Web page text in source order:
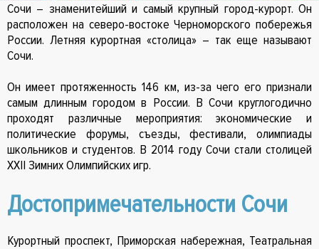
Сочи – знаменитейший и самый крупный город-курорт. Он
расположен на северо-востоке Черноморского побережья
России. Летняя курортная «столица» – так еще называют
Сочи.
Он имеет протяженность 146 км, из-за чего его признали
самым длинным городом в России. В Сочи круглогодично
проходят различные мероприятия: экономические и
политические форумы, съезды, фестивали, олимпиады
школьников и студентов. В 2014 году Сочи стали столицей
XXII Зимних Олимпийских игр.
Достопримечательности Сочи
Курортный проспект, Приморская набережная, Театральная